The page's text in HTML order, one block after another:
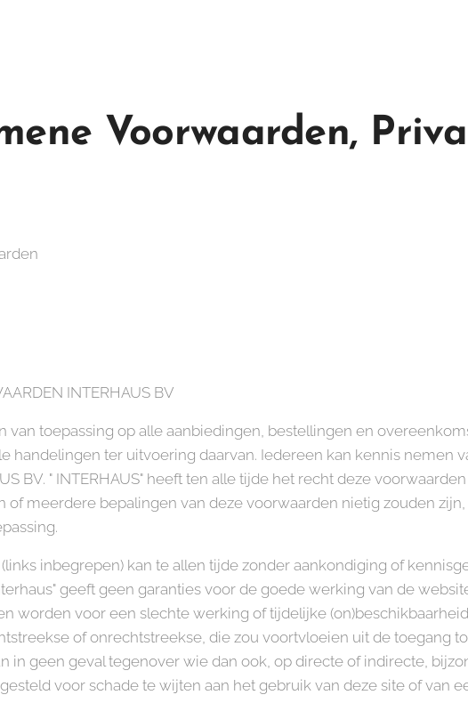
Voorwaarden,
INTERHAUS BV
van toepassing op alle aanbiedingen, bestellingen en
handelingen ter uitvoering daarvan. Iedereen kan kennis nemen
BV. " INTERHAUS" heeft ten alle tijde het recht deze
of meerdere bepalingen van deze voorwaarden nietig zouden
inbegrepen) kan te allen tijde zonder aankondiging of
geeft geen garanties voor de goede werking van de
worden voor een slechte werking of tijdelijke
of onrechtstreekse, die zou voortvloeien uit de toegang
in geen geval tegenover wie dan ook, op directe of indirecte,
voor schade te wijten aan het gebruik van deze site of van